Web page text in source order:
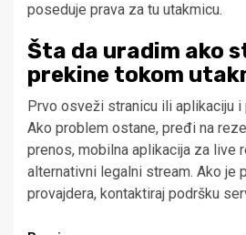
poseduje prava za tu utakmicu.
Šta da uradim ako
prekine tokom
Prvo osveži stranicu ili aplikaciju
Ako problem ostane, pređi na
prenos, mobilna aplikacija za live
alternativni legalni stream. Ako je
provajdera, kontaktiraj podršku